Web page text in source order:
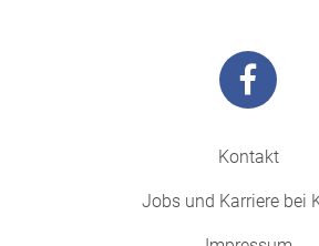
Kontakt
Jobs und Karriere bei